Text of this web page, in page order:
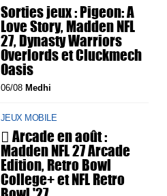
Sorties jeux : Pigeon: A
Love Story, Madden NFL
27, Dynasty Warriors
Overlords et Cluckmech
Oasis
06/08 Medhi
JEUX MOBILE
 Arcade en août :
Madden NFL 27 Arcade
Edition, Retro Bowl
College+ et NFL Retro